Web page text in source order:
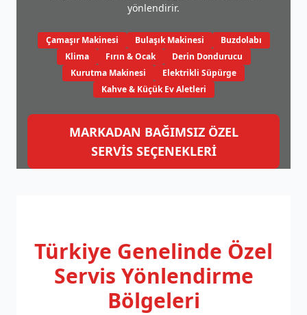
yönlendirir.
Çamaşır Makinesi Bulaşık Makinesi
Buzdolabı
Klima
Fırın & Ocak
Derin Dondurucu
Kurutma Makinesi
Elektrikli Süpürge
Kahve & Küçük Ev Aletleri
MARKADAN BAĞIMSIZ ÖZEL
SERVİS SEÇENEKLERİ
Türkiye Genelinde Özel
Servis Yönlendirme
Bölgeleri